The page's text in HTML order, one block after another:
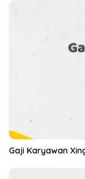
Gaji Karyawan